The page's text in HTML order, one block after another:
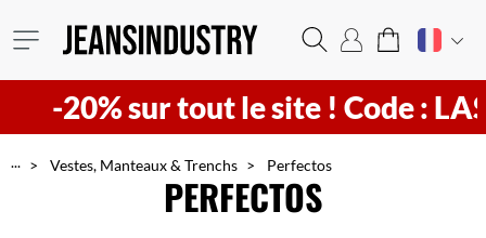
-20% sur tout le site !Code :
... Vestes, Manteaux & Trenchs Perfectos
PERFECTOS